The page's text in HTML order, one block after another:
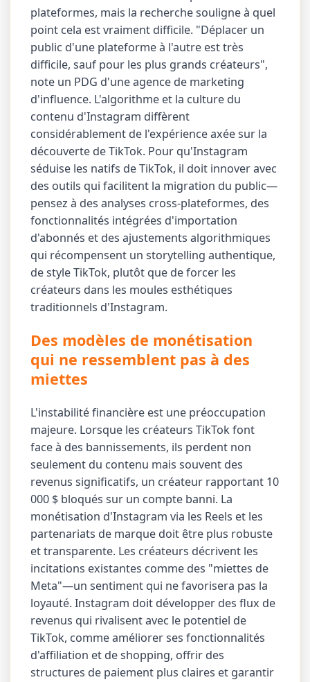
plateformes, mais la recherche souligne à quel
point cela est vraiment difficile. "Déplacer un
public d'une plateforme à l'autre est très
difficile, sauf pour les plus grands créateurs",
note un PDG d'une agence de marketing
d'influence. L'algorithme et la culture du
contenu d'Instagram diffèrent
considérablement de l'expérience axée sur la
découverte de TikTok. Pour qu'Instagram
séduise les natifs de TikTok, il doit innover avec
des outils qui facilitent la migration du public—
pensez à des analyses cross-plateformes, des
fonctionnalités intégrées d'importation
d'abonnés et des ajustements algorithmiques
qui récompensent un storytelling authentique,
de style TikTok, plutôt que de forcer les
créateurs dans les moules esthétiques
traditionnels d'Instagram.
Des modèles de monétisation
qui ne ressemblent pas à des
miettes
L'instabilité financière est une préoccupation
majeure. Lorsque les créateurs TikTok font
face à des bannissements, ils perdent non
seulement du contenu mais souvent des
revenus significatifs, un créateur rapportant 10
000 $ bloqués sur un compte banni. La
monétisation d'Instagram via les Reels et les
partenariats de marque doit être plus robuste
et transparente. Les créateurs décrivent les
incitations existantes comme des "miettes de
Meta"—un sentiment qui ne favorisera pas la
loyauté. Instagram doit développer des flux de
revenus qui rivalisent avec le potentiel de
TikTok, comme améliorer ses fonctionnalités
d'affiliation et de shopping, offrir des
structures de paiement plus claires et garantir